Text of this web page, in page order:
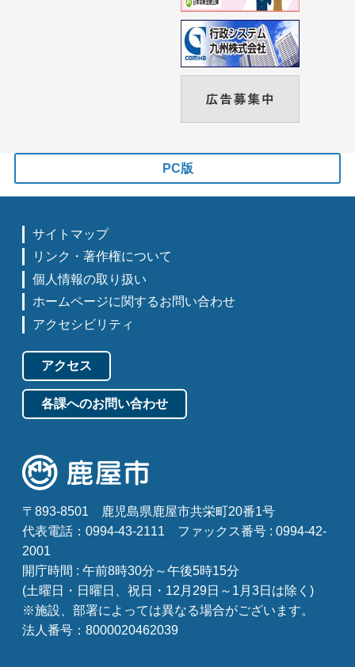
PC版
サイトマップ
リンク・著作権について
個人情報の取り扱い
ホームページに関するお問い合わせ
アクセシビリティ
アクセス
各課へのお問い合わせ
〒893-8501
鹿児島県鹿屋市共栄町20番1号
代表電話：0994-43-2111
ファックス番号 : 0994-42-
2001
開庁時間 : 午前8時30分～午後5時15分
(土曜日・日曜日、祝日・12月29日～1月3日は除く)
※施設、部署によっては異なる場合がございます。
法人番号：8000020462039